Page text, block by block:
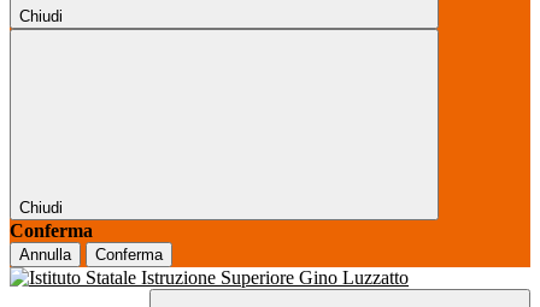
Chiudi
Chiudi
Conferma
Annulla Conferma